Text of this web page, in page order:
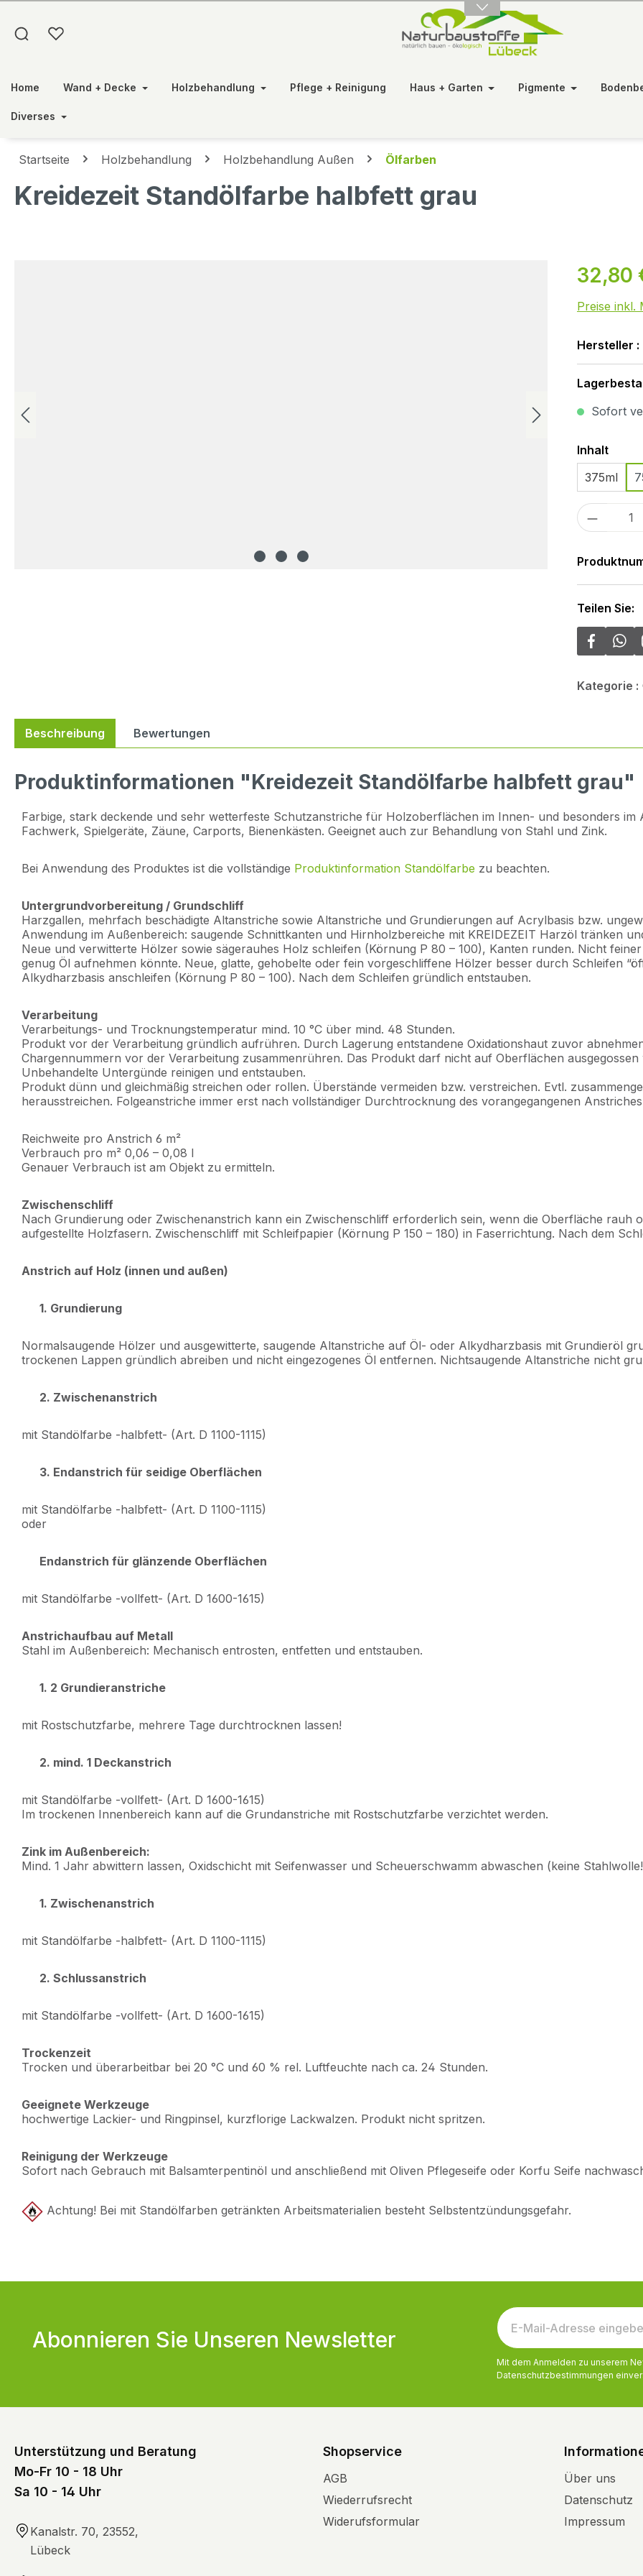
Home Wand + Decke Holzbehandlung Pflege + Reinigung Haus + Garten Pigmente
Diverses
Startseite Holzbehandlung Holzbehandlung Außen Ölfarben
Kreidezeit Standölfarbe halbfett grau
32,80
Preise inkl.
Hersteller :
Sofort
Inhalt
375ml
Teilen Sie:
Kategorie :
Beschreibung Bewertungen
Produktinformationen "Kreidezeit Standölfarbe halbfett grau"
Farbige, stark deckende und sehr wetterfeste Schutzanstriche für Holzoberflächen im Innen- und besonders im
Fachwerk, Spielgeräte, Zäune, Carports, Bienenkästen. Geeignet auch zur Behandlung von Stahl und Zink.
Bei Anwendung des Produktes ist die vollständige Produktinformation Standölfarbe zu beachten.
Untergrundvorbereitung / Grundschliff
Harzgallen, mehrfach beschädigte Altanstriche sowie Altanstriche und Grundierungen auf Acrylbasis bzw.
Anwendung im Außenbereich: saugende Schnittkanten und Hirnholzbereiche mit KREIDEZEIT Harzöl tränken
Neue und verwitterte Hölzer sowie sägerauhes Holz schleifen (Körnung P 80 – 100), Kanten runden. Nicht
genug Öl aufnehmen könnte. Neue, glatte, gehobelte oder fein vorgeschliffene Hölzer besser durch Schleifen
Alkydharzbasis anschleifen (Körnung P 80 – 100). Nach dem Schleifen gründlich entstauben.
Verarbeitung
Verarbeitungs- und Trocknungstemperatur mind. 10 °C über mind. 48 Stunden.
Produkt vor der Verarbeitung gründlich aufrühren. Durch Lagerung entstandene Oxidationshaut zuvor
Chargennummern vor der Verarbeitung zusammenrühren. Das Produkt darf nicht auf Oberflächen ausgegossen
Unbehandelte Untergünde reinigen und entstauben.
Produkt dünn und gleichmäßig streichen oder rollen. Überstände vermeiden bzw. verstreichen. Evtl.
herausstreichen. Folgeanstriche immer erst nach vollständiger Durchtrocknung des vorangegangenen
Reichweite pro Anstrich 6 m²
Verbrauch pro m² 0,06 – 0,08 l
Genauer Verbrauch ist am Objekt zu ermitteln.
Zwischenschliff
Nach Grundierung oder Zwischenanstrich kann ein Zwischenschliff erforderlich sein, wenn die Oberfläche rauh
aufgestellte Holzfasern. Zwischenschliff mit Schleifpapier (Körnung P 150 – 180) in Faserrichtung. Nach dem
Anstrich auf Holz (innen und außen)
1. Grundierung
Normalsaugende Hölzer und ausgewitterte, saugende Altanstriche auf Öl- oder Alkydharzbasis mit Grundieröl
trockenen Lappen gründlich abreiben und nicht eingezogenes Öl entfernen. Nichtsaugende Altanstriche nicht
2. Zwischenanstrich
mit Standölfarbe -halbfett- (Art. D 1100-1115)
3. Endanstrich für seidige Oberflächen
mit Standölfarbe -halbfett- (Art. D 1100-1115)
oder
Endanstrich für glänzende Oberflächen
mit Standölfarbe -vollfett- (Art. D 1600-1615)
Anstrichaufbau auf Metall
Stahl im Außenbereich: Mechanisch entrosten, entfetten und entstauben.
1. 2 Grundieranstriche
mit Rostschutzfarbe, mehrere Tage durchtrocknen lassen!
2. mind. 1 Deckanstrich
mit Standölfarbe -vollfett- (Art. D 1600-1615)
Im trockenen Innenbereich kann auf die Grundanstriche mit Rostschutzfarbe verzichtet werden.
Zink im Außenbereich:
Mind. 1 Jahr abwittern lassen, Oxidschicht mit Seifenwasser und Scheuerschwamm abwaschen (keine
1. Zwischenanstrich
mit Standölfarbe -halbfett- (Art. D 1100-1115)
2. Schlussanstrich
mit Standölfarbe -vollfett- (Art. D 1600-1615)
Trockenzeit
Trocken und überarbeitbar bei 20 °C und 60 % rel. Luftfeuchte nach ca. 24 Stunden.
Geeignete Werkzeuge
hochwertige Lackier- und Ringpinsel, kurzflorige Lackwalzen. Produkt nicht spritzen.
Reinigung der Werkzeuge
Sofort nach Gebrauch mit Balsamterpentinöl und anschließend mit Oliven Pflegeseife oder Korfu Seife
Achtung! Bei mit Standölfarben getränkten Arbeitsmaterialien besteht Selbstentzündungsgefahr.
Abonnieren Sie Unseren Newsletter
Mit dem Anmelden zu unserem
Datenschutzbestimmungen
Unterstützung und Beratung
Mo-Fr 10 - 18 Uhr
Sa 10 - 14 Uhr
Kanalstr. 70, 23552,
Lübeck
Shopservice
AGB
Wiederrufsrecht
Widerufsformular
Über uns
Datenschutz
Impressum